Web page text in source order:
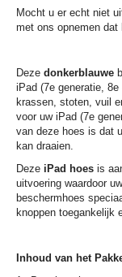
Mocht u er echt niet
met ons opnemen dat
Deze donkerblauwe
iPad (7e generatie,
krassen, stoten, vuil
voor uw iPad (7e
van deze hoes is dat
kan draaien.
Deze iPad hoes is
uitvoering waardoor
beschermhoes
knoppen toegankelijk
Inhoud van het